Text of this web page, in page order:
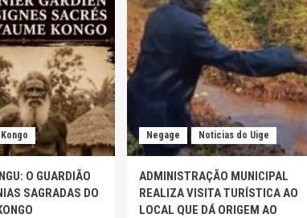
O GUARDIÃO
SAGRADAS DO
Negage Noticias do Uige
ADMINISTRAÇÃO MUNICIPAL
REALIZA VISITA TURÍSTICA AO
LOCAL QUE DÁ ORIGEM AO